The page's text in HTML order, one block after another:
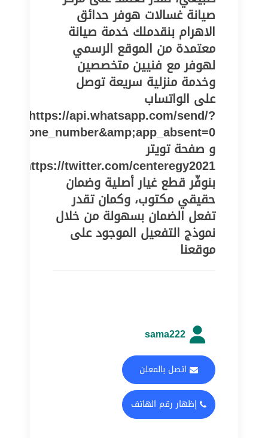
صيانة غسالات هوفر حدائق
الاهرام بنقدملك خدمة صيانة
معتمدة من الموقع الرسمي
لهوفر مع فنيين متخصصين
وخدمة منزلية سريعة توصل
على الواتساب
https://api.whatsapp.com/send/?
و صفحة تويتر
https://twitter.com/centeregy2021
بنوفّر قطع غيار أصلية وضمان
حقيقي مكتوب، وكمان تقدر
تفعل الضمان بسهولة من خلال
نموذج التفعيل الموجود على
موقعنا
sama222
اتصل بالمعلن
إظهار رقم الهاتف